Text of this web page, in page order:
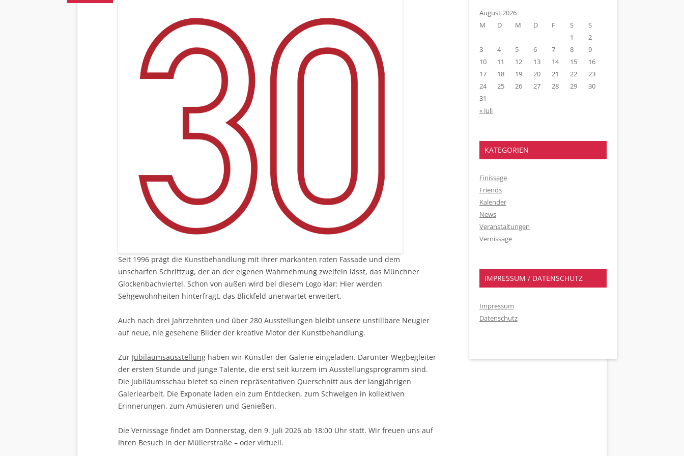
Seit 1996 prägt die Kunstbehandlung mit ihrer markanten roten Fassade und dem
unscharfen Schriftzug, der an der eigenen Wahrnehmung zweifeln lässt, das Münchner
Glockenbachviertel. Schon von außen wird bei diesem Logo klar: Hier werden
Sehgewohnheiten hinterfragt, das Blickfeld unerwartet erweitert.
Auch nach drei Jahrzehnten und über 280 Ausstellungen bleibt unsere unstillbare Neugier
auf neue, nie gesehene Bilder der kreative Motor der Kunstbehandlung.
Zur Jubiläumsausstellung haben wir Künstler der Galerie eingeladen. Darunter Wegbegleiter
der ersten Stunde und junge Talente, die erst seit kurzem im Ausstellungsprogramm sind.
Die Jubiläumsschau bietet so einen repräsentativen Querschnitt aus der langjährigen
Galeriearbeit. Die Exponate laden ein zum Entdecken, zum Schwelgen in kollektiven
Erinnerungen, zum Amüsieren und Genießen.
Die Vernissage findet am Donnerstag, den 9. Juli 2026 ab 18:00 Uhr statt. Wir freuen uns auf
Ihren Besuch in der Müllerstraße – oder virtuell.
August 2026
M
D M D F S
S
1
2
3
4 5 6 7 8
9
10
11 12 13 14 15
16
17
18 19 20 21 22
23
24
25 26 27 28 29
30
31
« Juli
KATEGORIEN
Finissage
Friends
Kalender
News
Veranstaltungen
Vernissage
IMPRESSUM / DATENSCHUTZ
Impressum
Datenschutz